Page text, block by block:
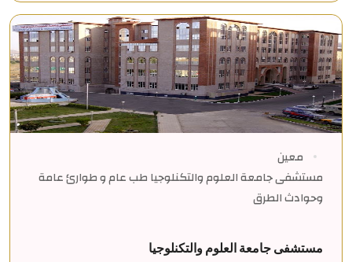
معين
مستشفى جامعة العلوم والتكنلوجيا طب عام و طوارئ عامة
وحوادث الطرق
مستشفى جامعة العلوم والتكنلوجيا